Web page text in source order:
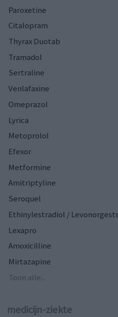
Paroxetine
Citalopram
Thyrax Duotab
Tramadol
Sertraline
Venlafaxine
Omeprazol
Lyrica
Metoprolol
Efexor
Metformine
Amitriptyline
Seroquel
Ethinylestradiol /
Lexapro
Amoxicilline
Mirtazapine
Toon alle...
medicijn-ziekte